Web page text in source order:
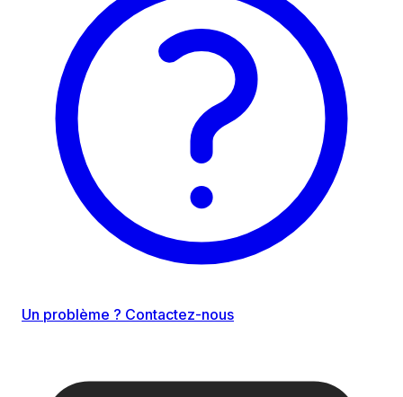
Un problème ? Contactez-nous